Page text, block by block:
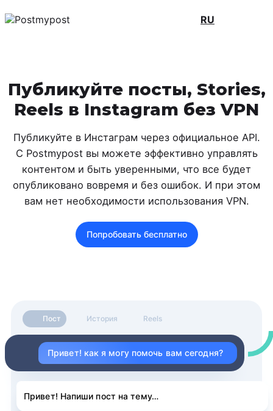
RU
Публикуйте посты, Stories,
Reels в Instagram без VPN
Публикуйте в Инстаграм через официальное API.
C Postmypost вы можете эффективно управлять
контентом и быть уверенными, что все будет
опубликовано вовремя и без ошибок. И при этом
вам нет необходимости использования VPN.
Попробовать бесплатно
Пост История Reels
Привет! как я могу помочь вам сегодня?
Привет! Напиши пост на тему…